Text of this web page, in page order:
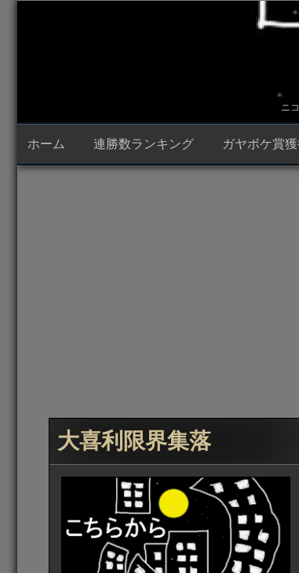
プ
ニ
ホーム 連勝数ランキング ガヤボケ賞
大喜利限界集落